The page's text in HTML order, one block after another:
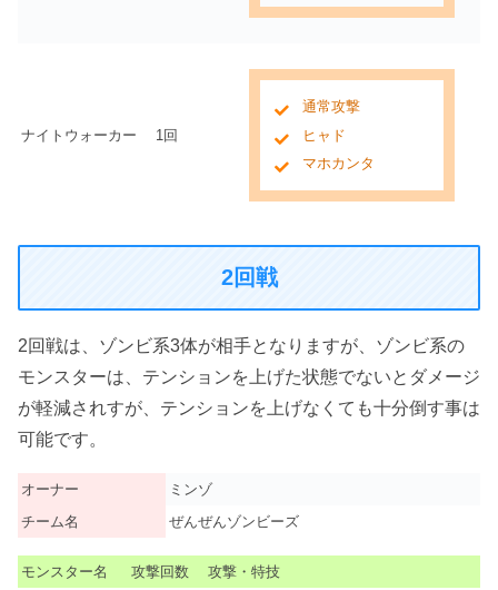
ナイトウォーカー 1回
通常攻撃
ヒャド
マホカンタ
2回戦
2回戦は、ゾンビ系3体が相手となりますが、ゾンビ系の
モンスターは、テンションを上げた状態でないとダメージ
が軽減されすが、テンションを上げなくても十分倒す事は
可能です。
オーナー
ミンゾ
チーム名
ぜんぜんゾンビーズ
モンスター名 攻撃回数 攻撃・特技